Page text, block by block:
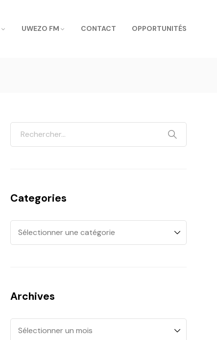
UWEZO FM CONTACT OPPORTUNITÉS
Categories
Archives